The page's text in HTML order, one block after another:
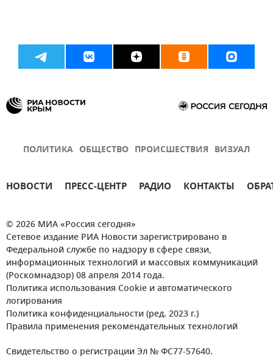
ПОЛИТИКА ОБЩЕСТВО ПРОИСШЕСТВИЯ ВИЗУАЛ
НОВОСТИ ПРЕСС-ЦЕНТР РАДИО КОНТАКТЫ
© 2026 МИА «Россия сегодня»
Сетевое издание РИА Новости зарегистрировано в
Федеральной службе по надзору в сфере связи,
информационных технологий и массовых коммуникаций
(Роскомнадзор) 08 апреля 2014 года.
Политика использования Cookie и автоматического
логирования
Политика конфиденциальности (ред. 2023 г.)
Правила применения рекомендательных технологий
Свидетельство о регистрации Эл № ФС77-57640.